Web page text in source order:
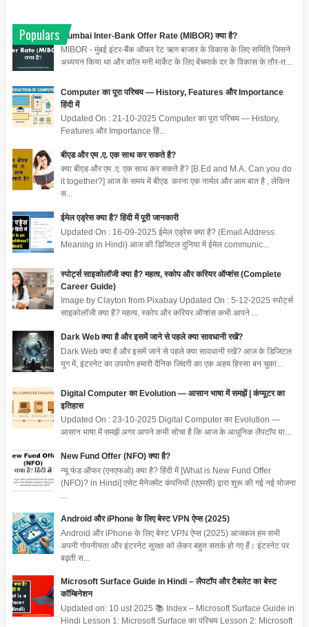
Populars
Mumbai Inter-Bank Offer Rate (MIBOR) क्या है?
MIBOR - मुंबई इंटर-बैंक ऑफर रेट ऋण बाजार के विकास के लिए समिति जिसने
अध्ययन किया था और कॉल मनी मार्केट के लिए बेंचमार्क दर के विकास के तौर-त...
Computer का पूरा परिचय — History, Features और Importance
हिंदी में
Updated On : 21-10-2025 Computer का पूरा परिचय — History,
Features और Importance हिं...
बीएड और एम .ए. एक साथ कर सकते है?
क्या बीएड और एम .ए. एक साथ कर सकते है? [B.Ed and M.A. Can you do
it together?] आज के समय में बीएड करना एक नार्मल और आम बात है , लेकिन
स...
ईमेल एड्रेस क्या है? हिंदी में पूरी जानकारी
Updated On : 16-09-2025 ईमेल एड्रेस क्या है? (Email Address
Meaning in Hindi) आज की डिजिटल दुनिया में ईमेल communic...
स्पोर्ट्स साइकोलॉजी क्या है? महत्व, स्कोप और करियर ऑप्शंस (Complete
Career Guide)
Image by Clayton from Pixabay Updated On : 5-12-2025 स्पोर्ट्स
साइकोलॉजी क्या है? महत्व, स्कोप और करियर ऑप्शंस कभी आपने ...
Dark Web क्या है और इसमें जाने से पहले क्या सावधानी रखें?
Dark Web क्या है और इसमें जाने से पहले क्या सावधानी रखें? आज के डिजिटल
युग में, इंटरनेट का उपयोग हमारी दैनिक जिंदगी का एक अहम हिस्सा बन चुका...
Digital Computer का Evolution — आसान भाषा में समझें | कंप्यूटर का
इतिहास
Updated On : 23-10-2025 Digital Computer का Evolution —
आसान भाषा में समझें अगर आपने कभी सोचा है कि आज के आधुनिक लैपटॉप या...
New Fund Offer (NFO) क्या है?
न्यू फंड ऑफर (एनएफओ) क्या है? हिंदी में [What is New Fund Offer
(NFO)? in Hindi] एसेट मैनेजमेंट कंपनियों (एएमसी) द्वारा शुरू की गई नई योजना
Android और iPhone के लिए बेस्ट VPN ऐप्स (2025)
Android और iPhone के लिए बेस्ट VPN ऐप्स (2025) आजकल हम सभी
अपनी गोपनीयता और इंटरनेट सुरक्षा को लेकर बहुत सतर्क हो गए हैं। इंटरनेट पर
बढ़ती स...
Microsoft Surface Guide in Hindi – लैपटॉप और टैबलेट का बेस्ट
कॉम्बिनेशन
Updated on: 10 ust 2025 📚 Index – Microsoft Surface Guide in
Hindi Lesson 1: Microsoft Surface का परिचय Lesson 2: Microsoft